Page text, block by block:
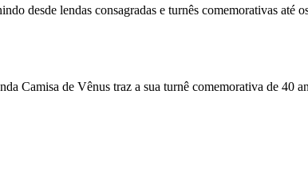
desde lendas consagradas e turnês comemorativas até
Camisa de Vênus traz a sua turnê comemorativa de 40